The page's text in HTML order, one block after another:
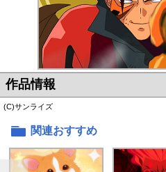
作品情報
(C)サンライズ
関連おすすめ